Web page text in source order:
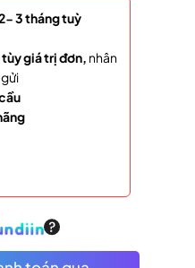
3 tháng tuỳ
tùy giá trị đơn, nhân